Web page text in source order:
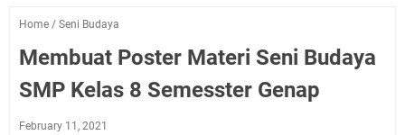
Home / Seni Budaya
Membuat Poster Materi Seni Budaya
SMP Kelas 8 Semesster Genap
February 11, 2021